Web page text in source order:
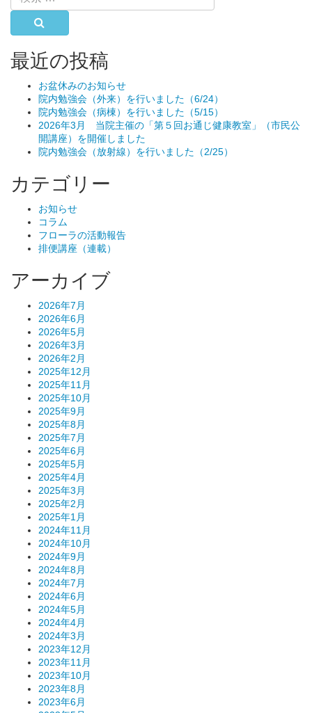
最近の投稿
お盆休みのお知らせ
院内勉強会（外来）を行いました（6/24）
院内勉強会（病棟）を行いました（5/15）
2026年3月 当院主催の「第５回お通じ健康教室」（市民公
開講座）を開催しました
院内勉強会（放射線）を行いました（2/25）
カテゴリー
お知らせ
コラム
フローラの活動報告
排便講座（連載）
アーカイブ
2026年7月
2026年6月
2026年5月
2026年3月
2026年2月
2025年12月
2025年11月
2025年10月
2025年9月
2025年8月
2025年7月
2025年6月
2025年5月
2025年4月
2025年3月
2025年2月
2025年1月
2024年11月
2024年10月
2024年9月
2024年8月
2024年7月
2024年6月
2024年5月
2024年4月
2024年3月
2023年12月
2023年11月
2023年10月
2023年8月
2023年6月